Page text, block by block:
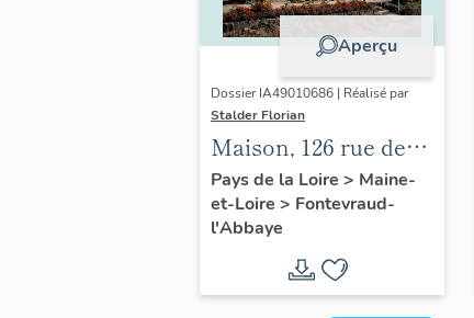
Aperçu
Dossier IA49010686 | Réalisé par
Stalder Florian
Maison, 126 rue des
Perdrielles,
Fontevraud-l'Abbaye
Pays de la Loire > Maine-
et-Loire > Fontevraud-
l'Abbaye